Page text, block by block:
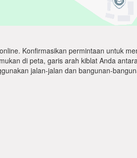
Konfirmasikan permintaan untuk
di peta, garis arah kiblat Anda
jalan-jalan dan bangunan-